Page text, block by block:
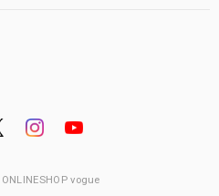
vogue